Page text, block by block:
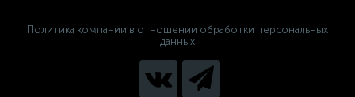
Политика компании в отношении обработки персональных
данных